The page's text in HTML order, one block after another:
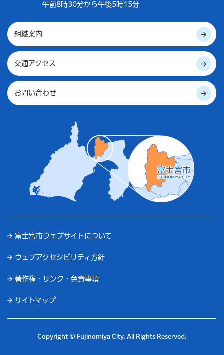
午前8時30分から午後5時15分
組織案内
交通アクセス
お問い合わせ
富士宮市ウェブサイトについて
ウェブアクセシビリティ方針
著作権・リンク・免責事項
サイトマップ
Copyright © Fujinomiya City. All Rights Reserved.